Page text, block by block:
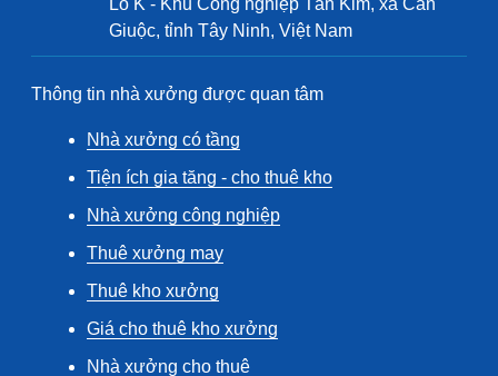
Lô K - Khu Công nghiệp Tân Kim, xã Cần
Giuộc, tỉnh Tây Ninh, Việt Nam
Thông tin nhà xưởng được quan tâm
Nhà xưởng có tầng
Tiện ích gia tăng - cho thuê kho
Nhà xưởng công nghiệp
Thuê xưởng may
Thuê kho xưởng
Giá cho thuê kho xưởng
Nhà xưởng cho thuê